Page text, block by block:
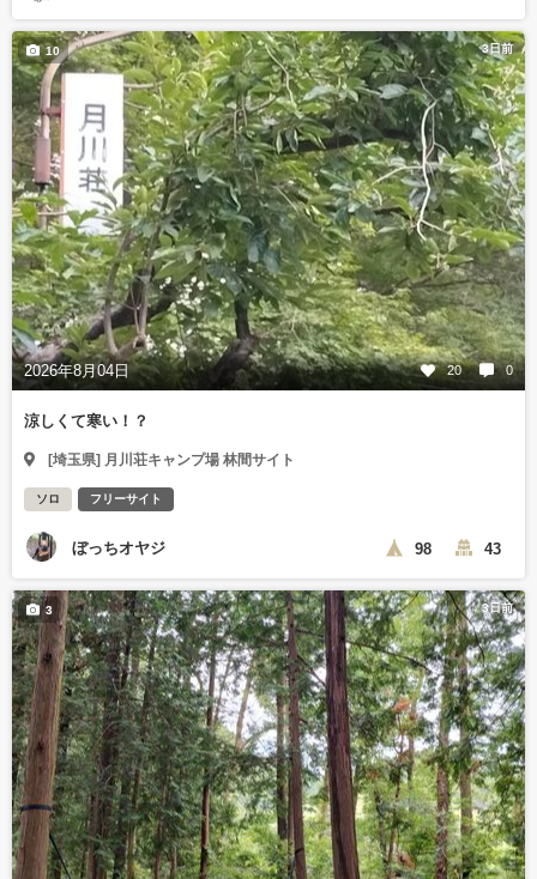
3日前
2026年8月04日 20 0
10
涼しくて寒い！？
[埼玉県] 月川荘キャンプ場 林間サイト
ソロ フリーサイト
ぼっちオヤジ 98 43
3日前
3